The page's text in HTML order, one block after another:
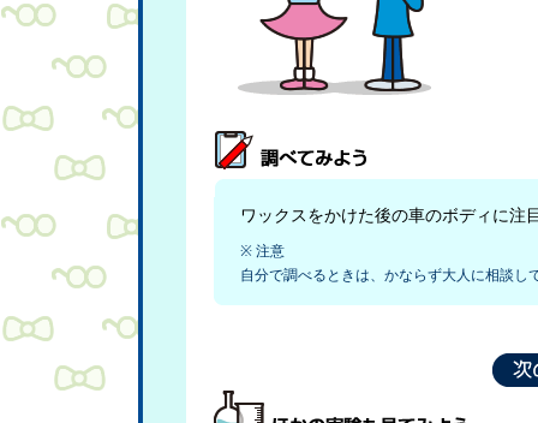
ワックスをかけた後の車のボディに注
※ 注意
自分で調べるときは、かならず大人に相談し